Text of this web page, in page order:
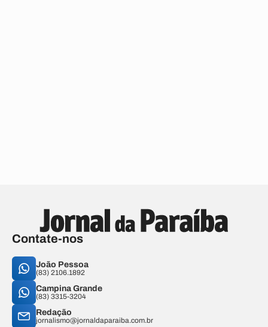
Contate-nos
João Pessoa
(83) 2106.1892
Campina Grande
(83) 3315-3204
Redação
jornalismo@jornaldaparaiba.com.br